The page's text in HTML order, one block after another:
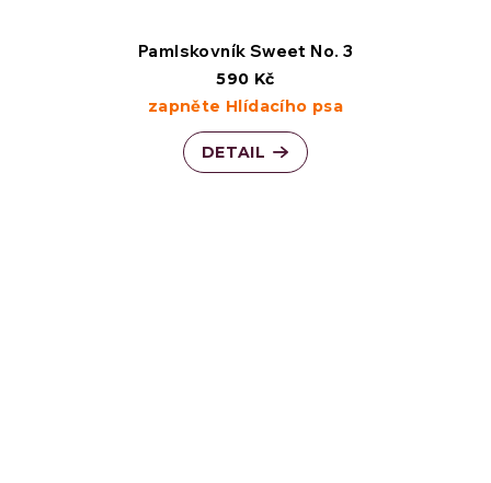
Pamlskovník Sweet No. 3
590 Kč
zapněte Hlídacího psa
DETAIL